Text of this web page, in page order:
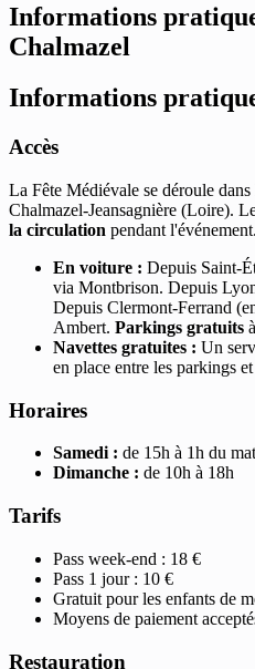
Informations
Chalmazel
Informations
Accès
La Fête Médiévale se déroule dans
Chalmazel-Jeansagnière (Loire).
la circulation pendant l'événement.
En voiture : Depuis Saint-
via Montbrison. Depuis
Depuis Clermont-Ferrand
Ambert. Parkings gratuits
Navettes gratuites : Un
en place entre les parkings
Horaires
Samedi : de 15h à 1h du
Dimanche : de 10h à 18h
Tarifs
Pass week-end : 18 €
Pass 1 jour : 10 €
Gratuit pour les enfants de
Moyens de paiement
Restauration